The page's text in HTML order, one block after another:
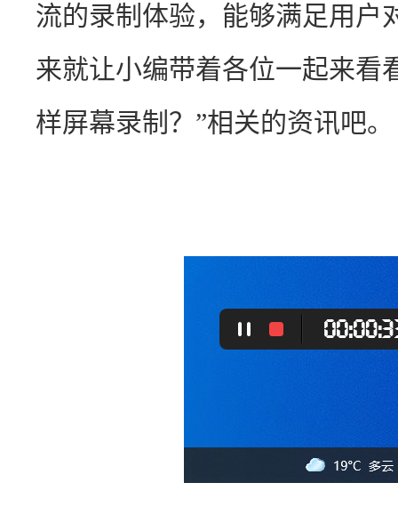
流的录制体验，能够满足用户
来就让小编带着各位一起来看
样屏幕录制？”相关的资讯吧。